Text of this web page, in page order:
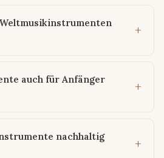
auch für Anfänger
nachhaltig